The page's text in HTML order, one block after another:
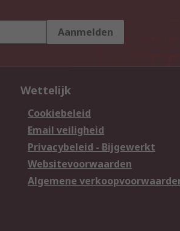
Aanmelden
Wettelijk
Cookiebeleid
Email veiligheid
Privacybeleid - Bijgewerkt
Websitevoorwaarden
Algemene